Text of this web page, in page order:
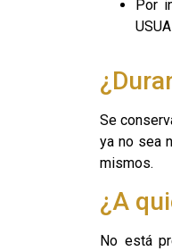
Por
Se
ya no sea
mismos.
¿A
No está